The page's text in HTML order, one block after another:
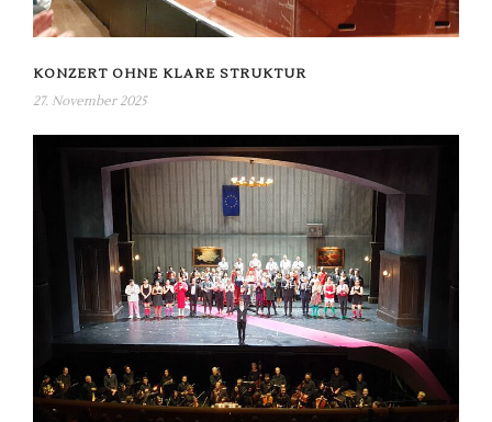
KONZERT OHNE KLARE STRUKTUR
27. November 2025